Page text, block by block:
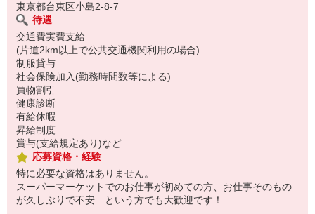
東京都台東区小島2-8-7
待遇
交通費実費支給
(片道2km以上で公共交通機関利用の場合)
制服貸与
社会保険加入(勤務時間数等による)
買物割引
健康診断
有給休暇
昇給制度
賞与(支給規定あり)など
応募資格・経験
特に必要な資格はありません。
スーパーマーケットでのお仕事が初めての方、お仕事そのもの
が久しぶりで不安…という方でも大歓迎です！